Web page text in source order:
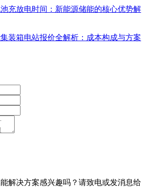
充放电时间：新能源储能的核心优势解
装箱电站报价全解析：成本构成与方案
解决方案感兴趣吗？请致电或发消息给